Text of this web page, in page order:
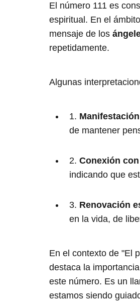
El número 111 es
espiritual. En el
mensaje de los
repetidamente.
Algunas
1.
de mantener
2. Conexión
indicando que
3. Renovación
en la vida, de
En el contexto de "El
destaca la
este número. Es un
estamos siendo